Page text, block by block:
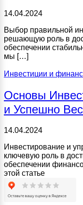
14.04.2024
Выбор правильной
решающую роль в
обеспечении
мы […]
Инвестиции и
Основы
и Успешно
14.04.2024
Инвестирование и
ключевую роль в
обеспечении
этой статье